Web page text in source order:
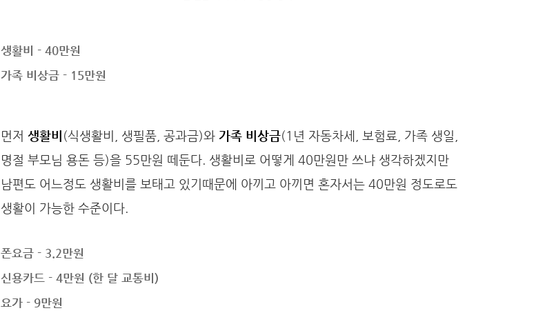
생활비 - 40만원
가족 비상금 - 15만원
먼저 생활비 (식생활비, 생필품, 공과금)와 가족 비상금(1년 자동차세, 보험료, 가족 생일,
명절 부모님 용돈 등)을 55만원 떼둔다. 생활비로 어떻게 40만원만 쓰냐 생각하겠지만
남편도 어느정도 생활비를 보태고 있기때문에 아끼고 아끼면 혼자서는 40만원 정도로도
생활이 가능한 수준이다.
폰요금 - 3.2만원
신용카드 - 4만원 (한 달 교통비)
요가 - 9만원